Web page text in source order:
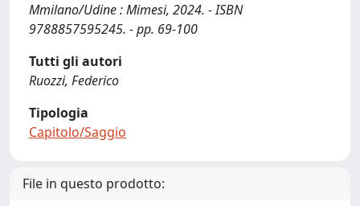
Mmilano/Udine : Mimesi, 2024. - ISBN
9788857595245. - pp. 69-100
Tutti gli autori
Ruozzi, Federico
Tipologia
Capitolo/Saggio
File in questo prodotto: